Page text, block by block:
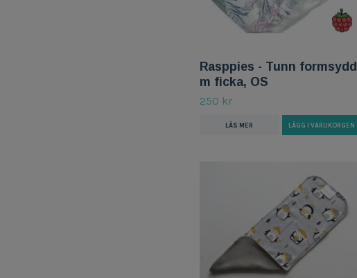
Rasppies - Tunn formsydd
m ficka, OS
250 kr
LÄS MER LÄGG I VARUKORGEN